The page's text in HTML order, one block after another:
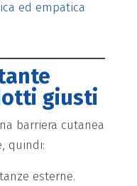
ed empatica
giusti
barriera cutanea
quindi:
esterne.